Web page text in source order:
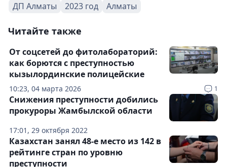
ДП Алматы 2023 год Алматы
Читайте также
10:23, 04 марта 2026 1
От соцсетей до фитолабораторий:
как борются с преступностью
кызылординские полицейские
17:01, 29 октября 2022
Снижения преступности добились
прокуроры Жамбылской области
Казахстан занял 48-е место из 142 в
рейтинге стран по уровню
преступности